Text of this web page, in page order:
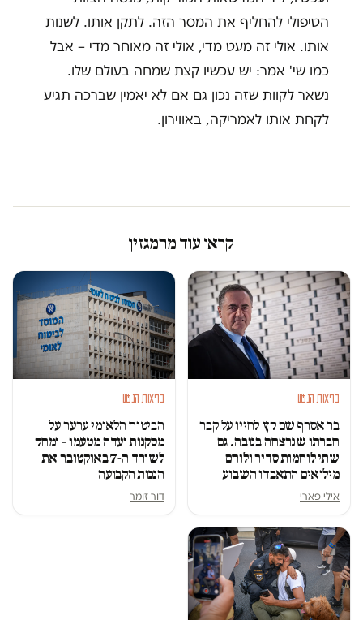
הטיפולי להחליף את המסר הזה. לתקן אותו. לשנות
אותו. אולי זה מעט מדי, אולי זה מאוחר מדי – אבל
כמו שי' אמר: יש עכשיו קצת שמחה בעולם שלו.
נשאר לקוות שזה נכון גם אם לא יאמין שברכה תגיע
לקחת אותו לאמריקה, באווירון.
קראו עוד מהמגזין
בריאות הנפש
בר אסרף שם קץ לחייו על קבר
חברתו שנרצחה בנובה. גם
שתי לוחמות סדיר ולוחם
מילואים התאבדו השבוע
אילי פארי
בריאות הנפש
הביטוח הלאומי ערער על
מסקנות ועדה מטעמו – ומחק
לשורד ה-7 באוקטובר את
הנכות הקבועה
דור זומר